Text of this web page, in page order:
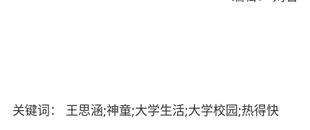
关键词： 王思涵;神童;大学生活;大学校园;热得快